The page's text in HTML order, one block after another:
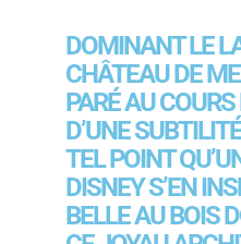
DOMINANT LE
CHÂTEAU DE
PARÉ AU
D’UNE
TEL POINT
DISNEY S’EN
BELLE AU BOIS